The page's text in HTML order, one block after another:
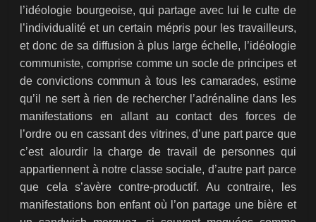
l’idéologie bourgeoise, qui partage avec lui le culte de
l’individualité et un certain mépris pour les travailleurs,
et donc de sa diffusion à plus large échelle, l’idéologie
communiste, comprise comme un socle de principes et
de convictions commun à tous les camarades, estime
qu’il ne sert à rien de rechercher l’adrénaline dans les
manifestations en allant au contact des forces de
l’ordre ou en cassant des vitrines, d’une part parce que
c’est alourdir la charge de travail de personnes qui
appartiennent à notre classe sociale, d’autre part parce
que cela s’avère contre-productif. Au contraire, les
manifestations bon enfant où l’on partage une bière et